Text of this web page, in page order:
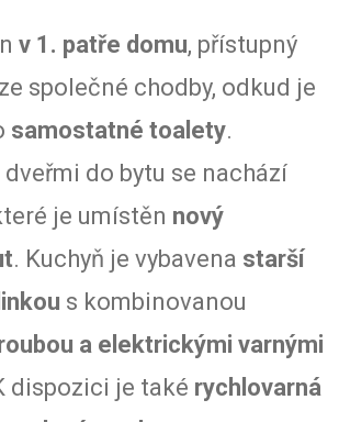
v 1. patře domu, přístupný
společné chodby, odkud je
samostatné toalety.
do bytu se nachází
je umístěn nový
. Kuchyň je vybavena starší
s kombinovanou
a elektrickými varnými
dispozici je také rychlovarná